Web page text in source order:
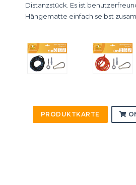
Distanzstück. Es ist
Hängematte einfach selbst
PRODUKTKARTE